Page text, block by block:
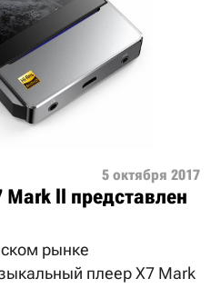
5 октября 2017
Mark ll представлен
рынке
плеер X7 Mark